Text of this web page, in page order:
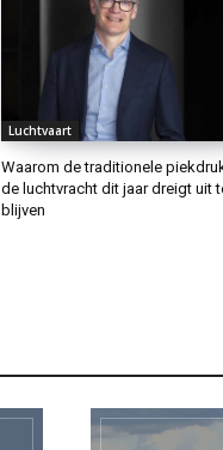
Luchtvaart
Waarom de traditionele
de luchtvracht dit jaar dreigt uit
blijven